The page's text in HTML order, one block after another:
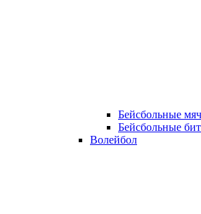
Бейсбольные
Бейсбольные
Волейбол